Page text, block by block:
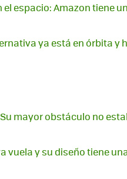
espacio: Amazon tiene
ya está en órbita y
mayor obstáculo no
vuela y su diseño tiene